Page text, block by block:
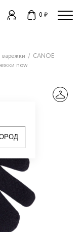
0 ₽
варежки
CANOE
now